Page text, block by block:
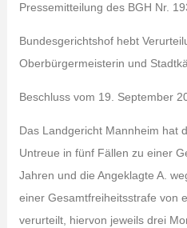
Pressemitteilung des BGH Nr.
Bundesgerichtshof hebt
Oberbürgermeisterin und
Beschluss vom 19. September
Das Landgericht Mannheim hat
Untreue in fünf Fällen zu einer
Jahren und die Angeklagte A.
einer Gesamtfreiheitsstrafe von
verurteilt, hiervon jeweils drei